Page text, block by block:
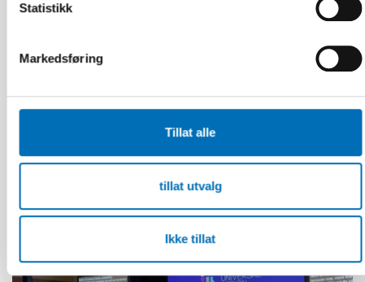
Statistikk
Markedsføring
Tillat alle
tillat utvalg
Ikke tillat
4 mar 2025
nödvändighet i samisk demensvård